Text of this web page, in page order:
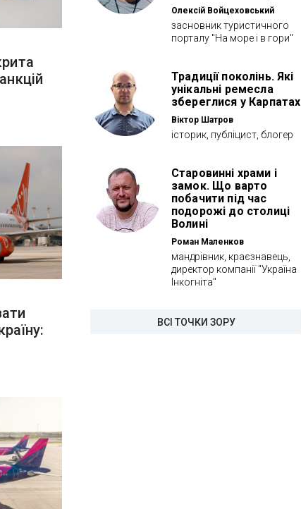
Олексій Войцеховський
засновник туристичного
порталу "На море і в гори"
Традиції поколінь. Які
унікальні ремесла
збереглися у Карпатах
Віктор Шатров
історик, публіцист, блогер
Старовинні храми і
замок. Що варто
побачити під час
подорожі до столиці
Волині
Роман Маленков
мандрівник, краєзнавець,
директор компанії "Україна
Інкогніта"
ВСІ ТОЧКИ ЗОРУ